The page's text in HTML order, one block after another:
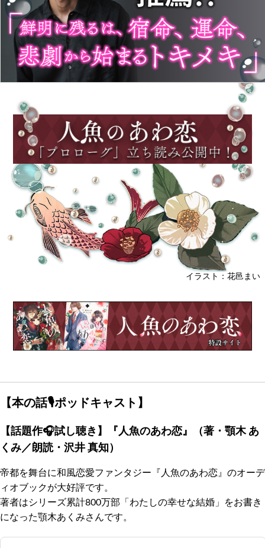
イラスト：花邑まい
【本の話🎙ポッドキャスト】
【話題作🎧試し聴き】『人魚のあわ恋』（著・顎木 あ
くみ／朗読・沢井 真知）
帝都を舞台に和風恋愛ファンタジー『人魚のあわ恋』のオーデ
ィオブックが大好評です。
著者はシリーズ累計800万部「わたしの幸せな結婚」をお書き
になった顎木あくみさんです。